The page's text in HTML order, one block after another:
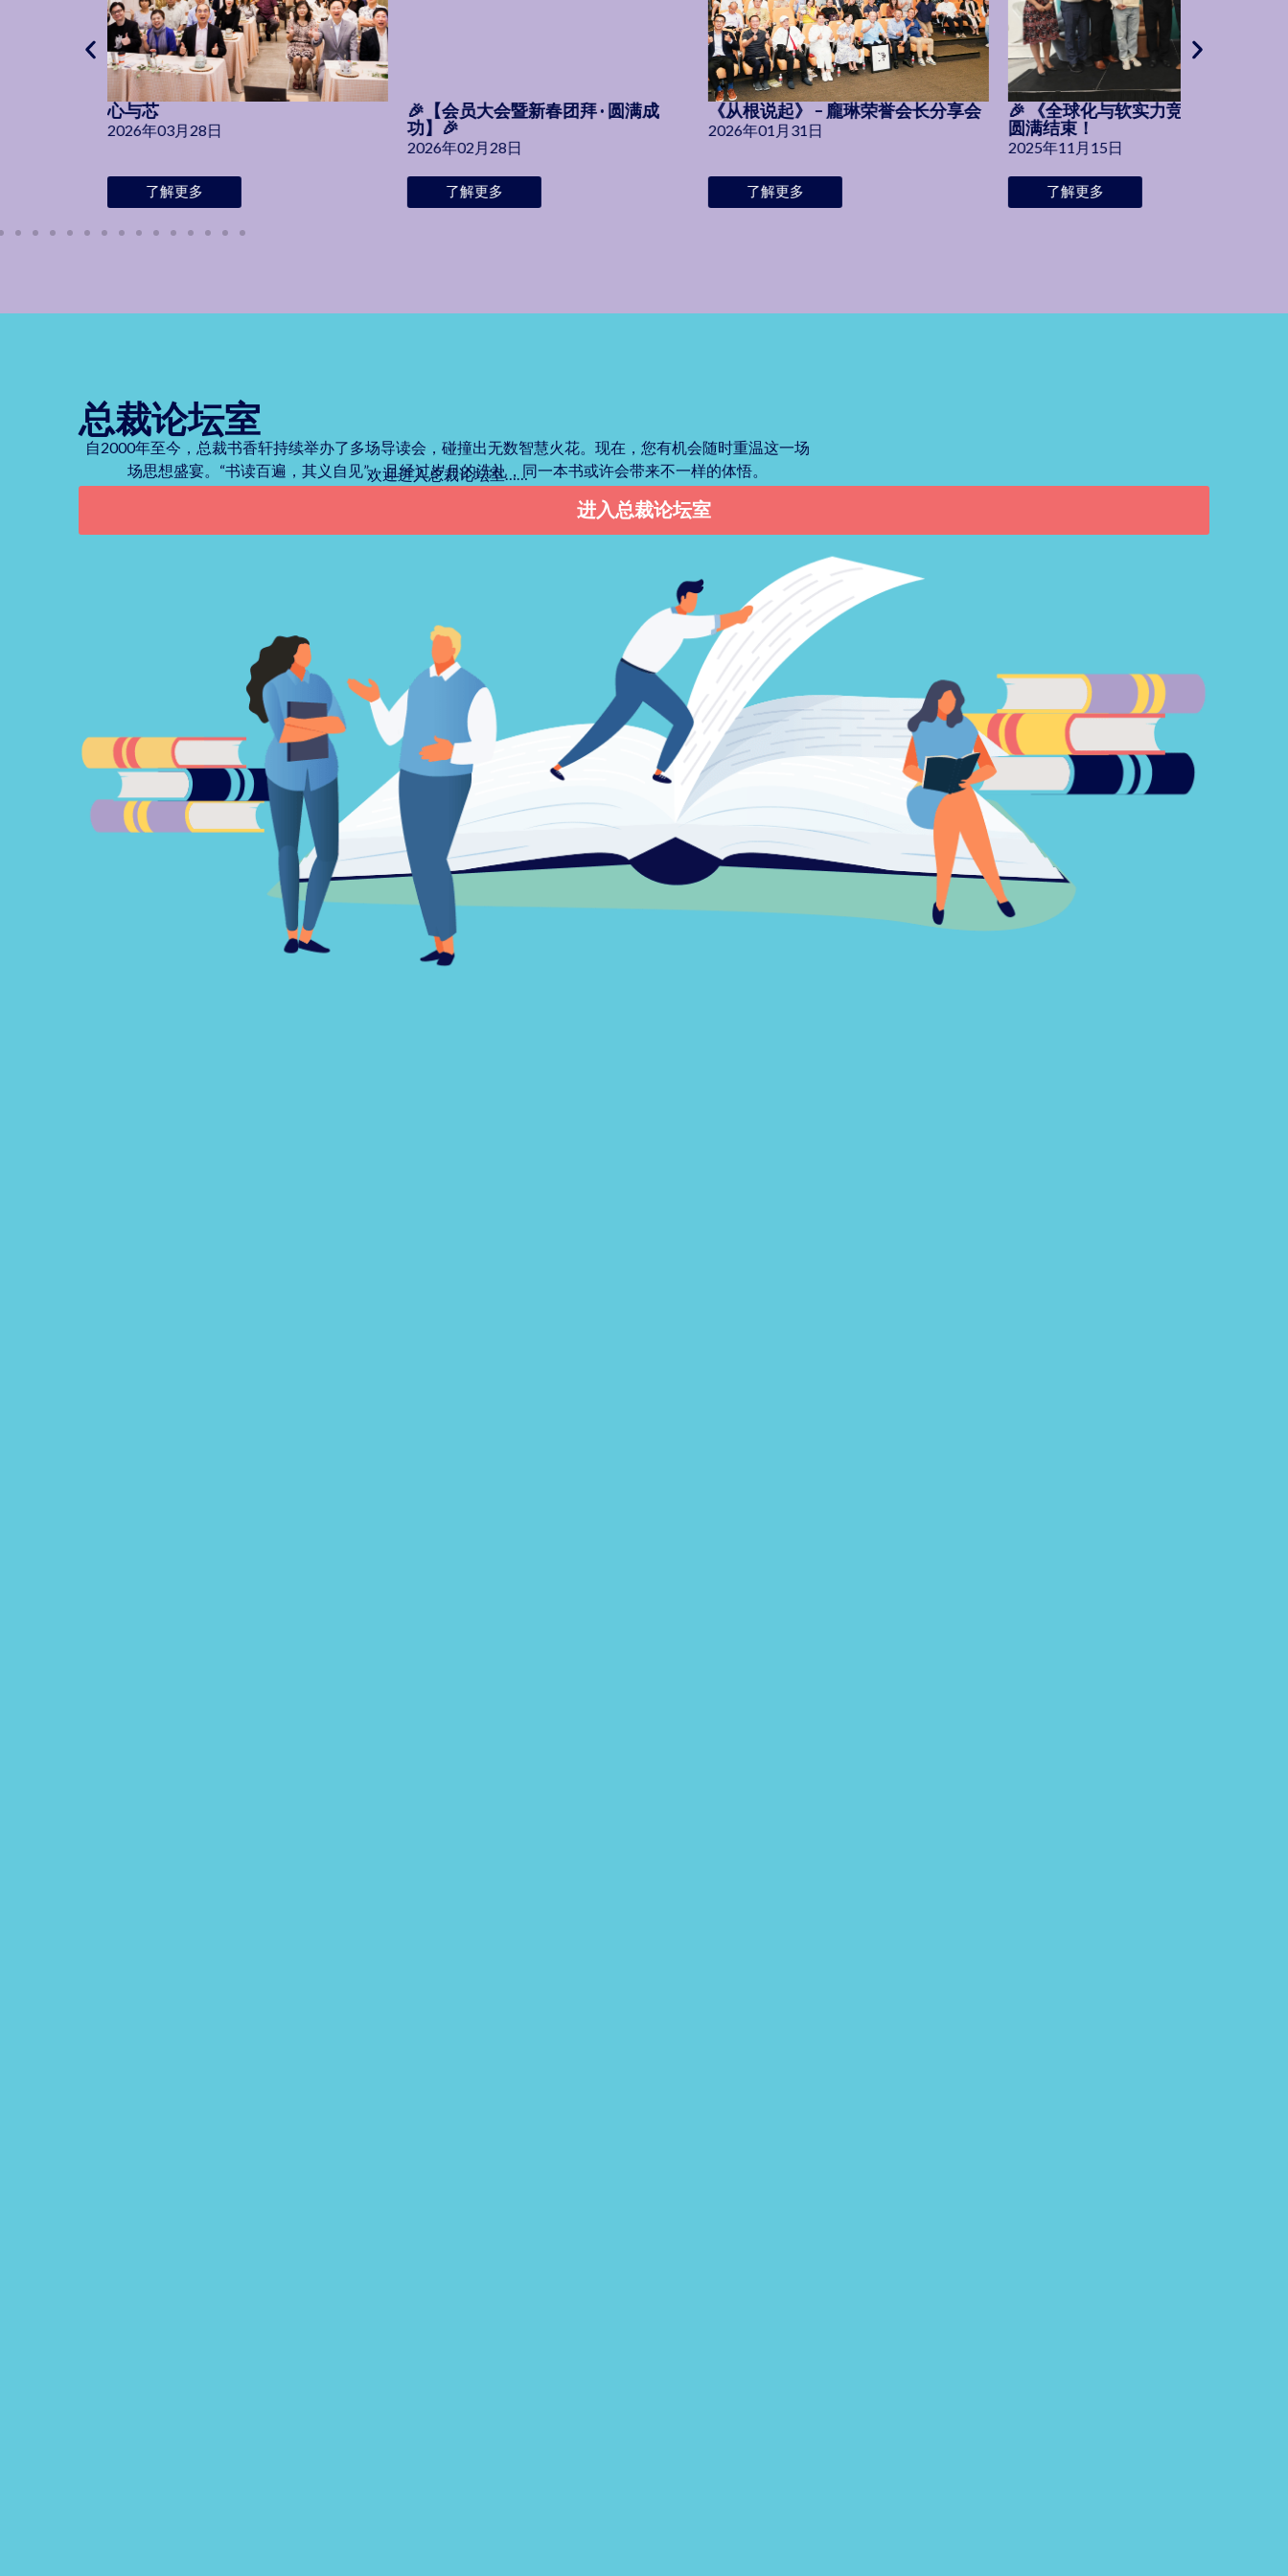
心与芯
2026年03月28日
了解更多
🎉【会员大会暨新春团拜 · 圆满成
功】🎉
2026年02月28日
了解更多
《从根说起》 – 龐琳荣誉会长分享会
2026年01月31日
了解更多
🎉 《全球化与软实力竞争》导读活动
圆满结束！
2025年11月15日
了解更多
总裁论坛室
自2000年至今，总裁书香轩持续举办了多场导读会，碰撞出无数智慧火花。现在，您有机会随时重温这一场
场思想盛宴。“书读百遍，其义自见”，且经过岁月的洗礼，同一本书或许会带来不一样的体悟。
欢迎进入总裁论坛室……
进入总裁论坛室